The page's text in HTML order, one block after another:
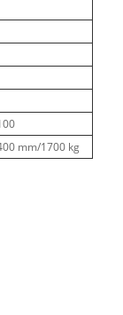
mm/1700 kg